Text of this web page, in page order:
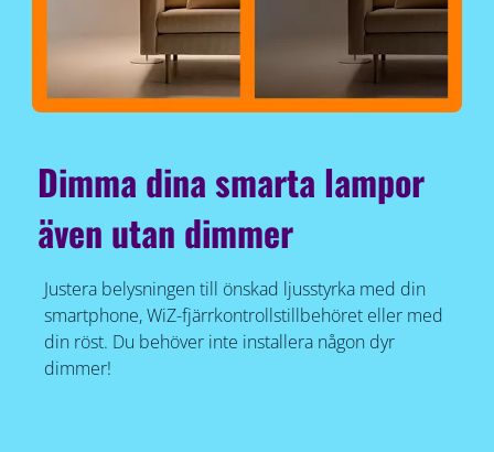
Dimma dina smarta lampor
även utan dimmer
Justera belysningen till önskad ljusstyrka med din
smartphone, WiZ-fjärrkontrollstillbehöret eller med
din röst. Du behöver inte installera någon dyr
dimmer!